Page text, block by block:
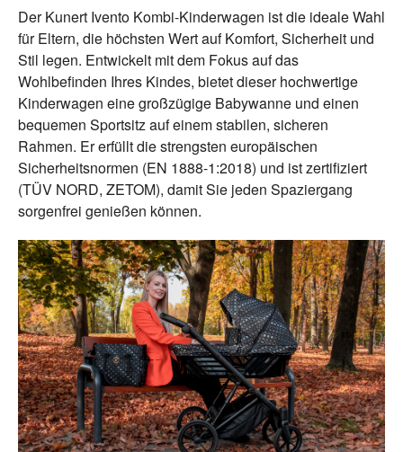
Der Kunert Ivento Kombi-Kinderwagen ist die ideale Wahl
für Eltern, die höchsten Wert auf Komfort, Sicherheit und
Stil legen. Entwickelt mit dem Fokus auf das
Wohlbefinden Ihres Kindes, bietet dieser hochwertige
Kinderwagen eine großzügige Babywanne und einen
bequemen Sportsitz auf einem stabilen, sicheren
Rahmen. Er erfüllt die strengsten europäischen
Sicherheitsnormen (EN 1888-1:2018) und ist zertifiziert
(TÜV NORD, ZETOM), damit Sie jeden Spaziergang
sorgenfrei genießen können.